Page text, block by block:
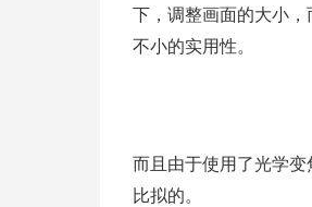
下，调整画面的大小
不小的实用性。
而且由于使用了光学
比拟的。